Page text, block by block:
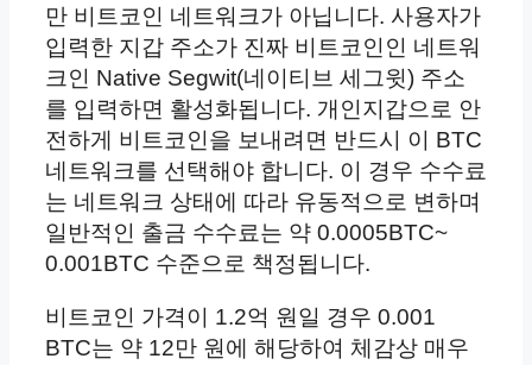
만 비트코인 네트워크가 아닙니다. 사용자가
입력한 지갑 주소가 진짜 비트코인인 네트워
크인 Native Segwit(네이티브 세그윗) 주소
를 입력하면 활성화됩니다. 개인지갑으로 안
전하게 비트코인을 보내려면 반드시 이 BTC
네트워크를 선택해야 합니다. 이 경우 수수료
는 네트워크 상태에 따라 유동적으로 변하며
일반적인 출금 수수료는 약 0.0005BTC~
0.001BTC 수준으로 책정됩니다.
비트코인 가격이 1.2억 원일 경우 0.001
BTC는 약 12만 원에 해당하여 체감상 매우